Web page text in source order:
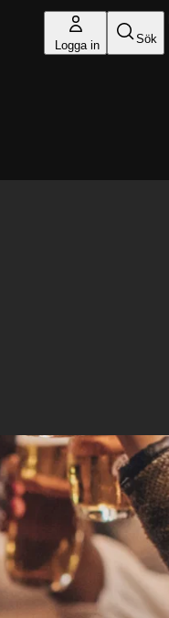
Logga in Sök